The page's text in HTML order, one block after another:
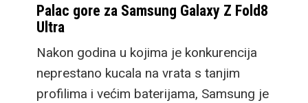
Palac gore za Samsung Galaxy Z Fold8
Ultra
Nakon godina u kojima je konkurencija
neprestano kucala na vrata s tanjim
profilima i većim baterijama, Samsung je